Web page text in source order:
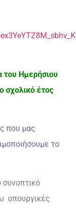
του Ημερήσιου
σχολικό έτος
που μας
το
συνοπτικό
υπουργικές